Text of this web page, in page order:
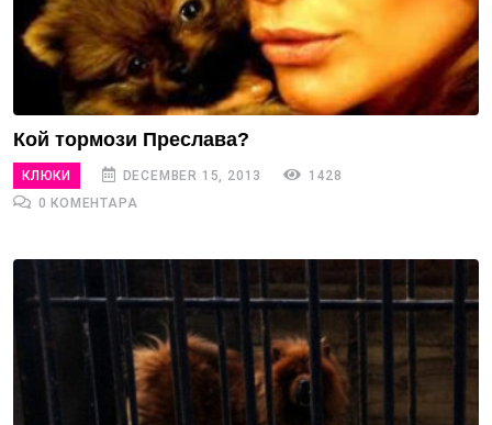
Кой тормози Преслава?
КЛЮКИ DECEMBER 15, 2013
1428
0 КОМЕНТАРА